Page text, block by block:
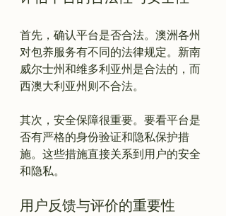
首先，确认平台是否合法。澳洲各州
对包养服务有不同的法律规定。新南
威尔士州和维多利亚州是合法的，而
西澳大利亚州则不合法。
其次，安全保障很重要。要看平台是
否有严格的身份验证和隐私保护措
施。这些措施直接关系到用户的安全
用户反馈与评价的重要性